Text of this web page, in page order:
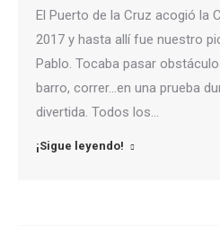
El Puerto de la Cruz acogió la
2017 y hasta allí fue nuestro
Pablo. Tocaba pasar
barro, correr…en una prueba
divertida. Todos los…
¡Sigue leyendo!